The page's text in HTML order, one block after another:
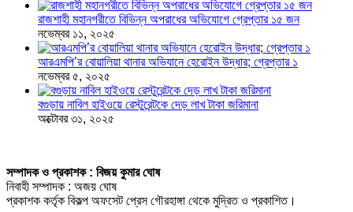
রাজশাহী মহানগরীতে বিভিন্ন অপরাধের অভিযোগে গ্রেপ্তার ১৫ জন
নভেম্বর ১১, ২০২৫
আরএমপি’র বোয়ালিয়া থানার অভিযানে হেরোইন উদ্ধার; গ্রেপ্তার ১
নভেম্বর ৫, ২০২৫
বগুড়ায় নাবিল হাইওয়ে রেস্টুরেন্টকে দেড় লাখ টাকা জরিমানা
অক্টোবর ৩১, ২০২৫
সম্পাদক ও প্রকাশক : বিজয় কুমার ঘোষ
নিবাহী সম্পাদক : অজয় ঘোষ
প্রকাশক কর্তৃক বিকল্প অফসেট প্রেস গৌরহাঙ্গা থেকে মুদ্রিত ও প্রকাশিত।